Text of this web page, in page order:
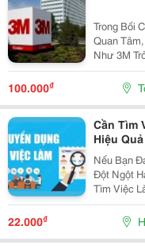
Trong Bối
Quan
Như 3M
Nghiệp,
Ngãi, Sự
Đã Và...
100.000₫
Cần Tìm
Hiệu
Nếu Bạn
Đột Ngột
Tìm Việc Làm
Hiện Nay
&Ndash;
22.000₫